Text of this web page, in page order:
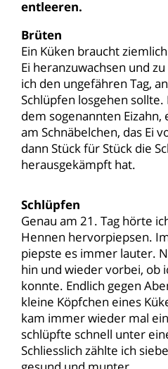
entleeren.
Brüten
Ein Küken braucht
Ei heranzuwachsen und
ich den ungefähren Tag,
Schlüpfen losgehen
dem sogenannten
am Schnäbelchen, das Ei
dann Stück für Stück die
herausgekämpft hat.
Schlüpfen
Genau am 21. Tag hörte
Hennen hervorpiepsen.
piepste es immer lauter.
hin und wieder vorbei, ob
konnte. Endlich gegen
kleine Köpfchen eines
kam immer wieder mal
schlüpfte schnell unter
Schliesslich zählte ich